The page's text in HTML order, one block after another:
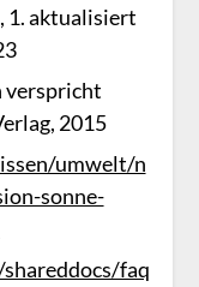
1. aktualisiert
verspricht
2015
umwelt/n
sonne-
faq